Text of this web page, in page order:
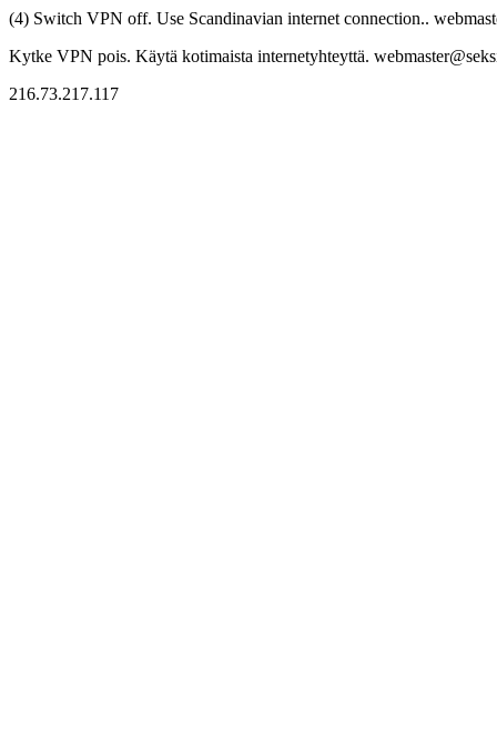
(4) Switch VPN off. Use Scandinavian internet connection..
Kytke VPN pois. Käytä kotimaista internetyhteyttä.
216.73.217.117